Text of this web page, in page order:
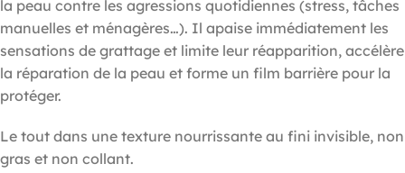
la peau contre les agressions quotidiennes (stress, tâches
manuelles et ménagères…). Il apaise immédiatement les
sensations de grattage et limite leur réapparition, accélère
la réparation de la peau et forme un film barrière pour la
protéger.
Le tout dans une texture nourrissante au fini invisible, non
gras et non collant.